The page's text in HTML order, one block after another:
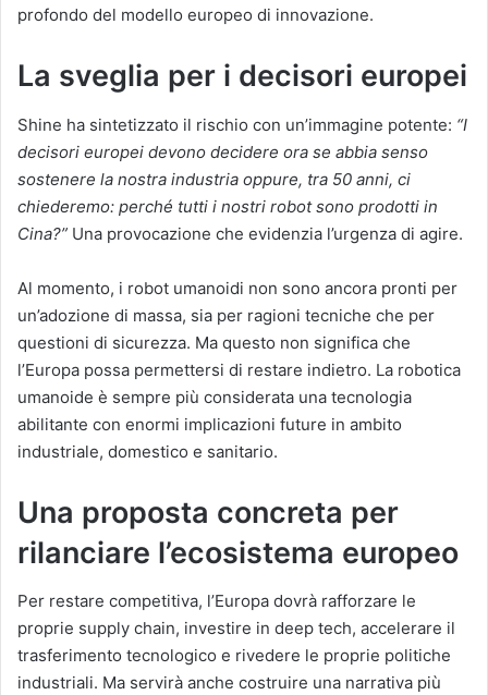
profondo del modello europeo di innovazione.
La sveglia per i decisori europei
Shine ha sintetizzato il rischio con un’immagine potente: “I
decisori europei devono decidere ora se abbia senso
sostenere la nostra industria oppure, tra 50 anni, ci
chiederemo: perché tutti i nostri robot sono prodotti in
Cina?” Una provocazione che evidenzia l’urgenza di agire.
Al momento, i robot umanoidi non sono ancora pronti per
un’adozione di massa, sia per ragioni tecniche che per
questioni di sicurezza. Ma questo non significa che
l’Europa possa permettersi di restare indietro. La robotica
umanoide è sempre più considerata una tecnologia
abilitante con enormi implicazioni future in ambito
industriale, domestico e sanitario.
Una proposta concreta per
rilanciare l’ecosistema europeo
Per restare competitiva, l’Europa dovrà rafforzare le
proprie supply chain, investire in deep tech, accelerare il
trasferimento tecnologico e rivedere le proprie politiche
industriali. Ma servirà anche costruire una narrativa più